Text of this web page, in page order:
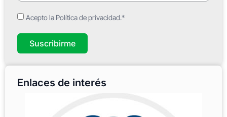
Acepto la Política de privacidad.*
Suscribirme
Enlaces de interés